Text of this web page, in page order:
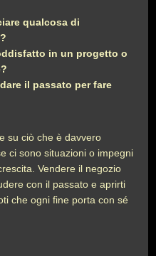
qualcosa di
in un progetto o
il passato per fare
su ciò che è davvero
ci sono situazioni o impegni
Vendere il negozio
con il passato e aprirti
che ogni fine porta con sé